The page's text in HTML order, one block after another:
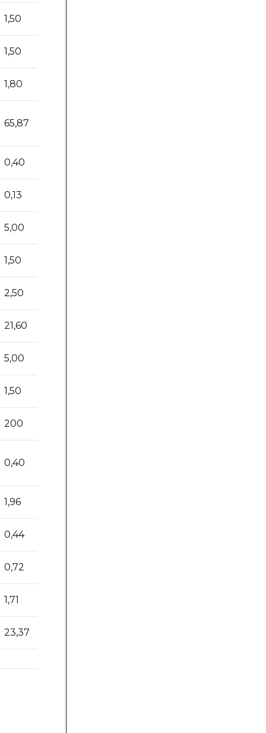
1,50
1,50
1,80
65,87
0,40
0,13
5,00
1,50
2,50
21,60
5,00
1,50
200
0,40
1,96
0,44
0,72
1,71
23,37